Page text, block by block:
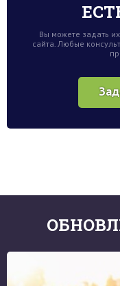
Вы можете задать
сайта. Любые